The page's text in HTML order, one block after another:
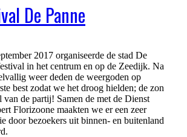
De Panne
2017 organiseerde de stad De
in het centrum en op de Zeedijk. Na
weer deden de weergoden op
best zodat we het droog hielden; de zon
van de partij! Samen de met de Dienst
Florizoone maakten we er een zeer
door bezoekers uit binnen- en buitenland